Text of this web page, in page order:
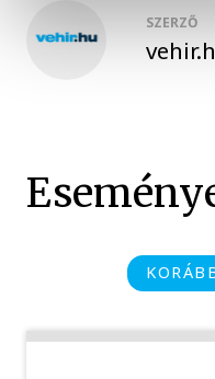
SZERZŐ